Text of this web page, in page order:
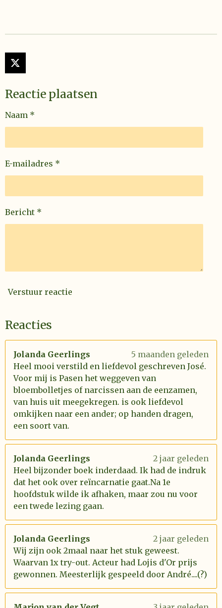
X
Reactie plaatsen
Naam *
E-mailadres *
Bericht *
Verstuur reactie
Reacties
Jolanda Geerlings
5 maanden geleden
Heel mooi verstild en liefdevol geschreven José.
Voor mij is Pasen het weggeven van
bloembolletjes of narcissen aan de eenzamen,
van huis uit meegekregen. is ook liefdevol
omkijken naar een ander; op handen dragen,
een soort van.
Jolanda Geerlings
2 jaar geleden
Heel bijzonder boek inderdaad. Ik had de indruk
dat het ook over reïncarnatie gaat.Na 1e
hoofdstuk wilde ik afhaken, maar zou nu voor
een twede lezing gaan.
Jolanda Geerlings
2 jaar geleden
Wij zijn ook 2maal naar het stuk geweest.
Waarvan 1x try-out. Acteur had Lojis d'Or prijs
gewonnen. Meesterlijk gespeeld door André....(?)